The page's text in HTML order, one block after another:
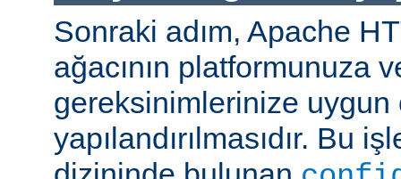
Sonraki adım, Apache
ağacının platformunuza
gereksinimlerinize uygun
yapılandırılmasıdır. Bu